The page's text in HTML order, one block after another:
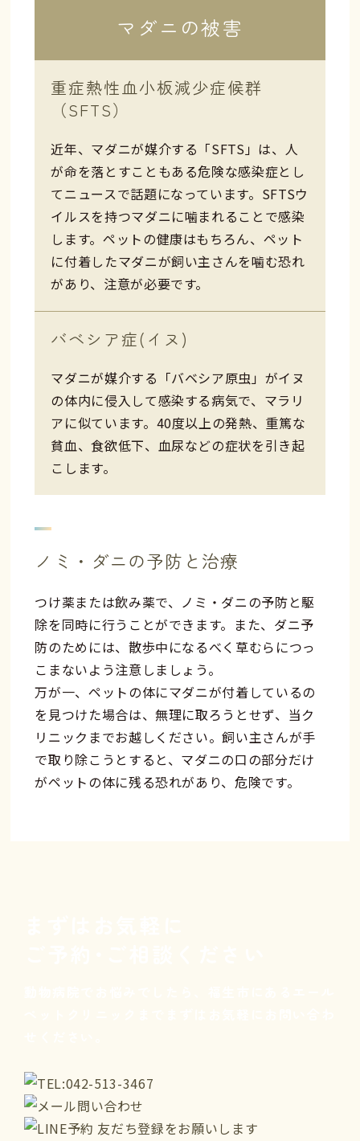
マダニの被害
重症熱性血小板減少症候群
（SFTS）
近年、マダニが媒介する「SFTS」は、人
が命を落とすこともある危険な感染症とし
てニュースで話題になっています。SFTSウ
イルスを持つマダニに噛まれることで感染
します。ペットの健康はもちろん、ペット
に付着したマダニが飼い主さんを噛む恐れ
があり、注意が必要です。
バベシア症(イヌ)
マダニが媒介する「バベシア原虫」がイヌ
の体内に侵入して感染する病気で、マラリ
アに似ています。40度以上の発熱、重篤な
貧血、食欲低下、血尿などの症状を引き起
こします。
ノミ・ダニの予防と治療
つけ薬または飲み薬で、ノミ・ダニの予防と駆
除を同時に行うことができます。また、ダニ予
防のためには、散歩中になるべく草むらにつっ
こまないよう注意しましょう。
万が一、ペットの体にマダニが付着しているの
を見つけた場合は、無理に取ろうとせず、当ク
リニックまでお越しください。飼い主さんが手
で取り除こうとすると、マダニの口の部分だけ
がペットの体に残る恐れがあり、危険です。